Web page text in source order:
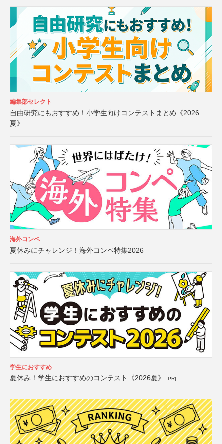
編集部セレクト
自由研究にもおすすめ！小学生向けコンテストまとめ《2026
夏》
海外コンペ
夏休みにチャレンジ！海外コンペ特集2026
学生におすすめ
夏休み！学生におすすめのコンテスト《2026夏》 [PR]